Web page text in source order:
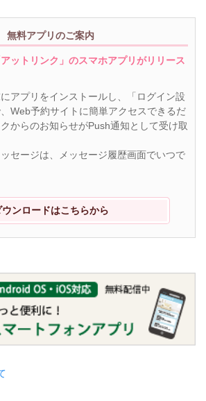
無料アプリのご案内
ットリンク」のスマホアプリがリリース
アプリをインストールし、「ログイン設
Web予約サイトに簡単アクセスできるだ
からのお知らせがPush通知として受け取
セージは、メッセージ履歴画面でいつで
ウンロードはこちらから